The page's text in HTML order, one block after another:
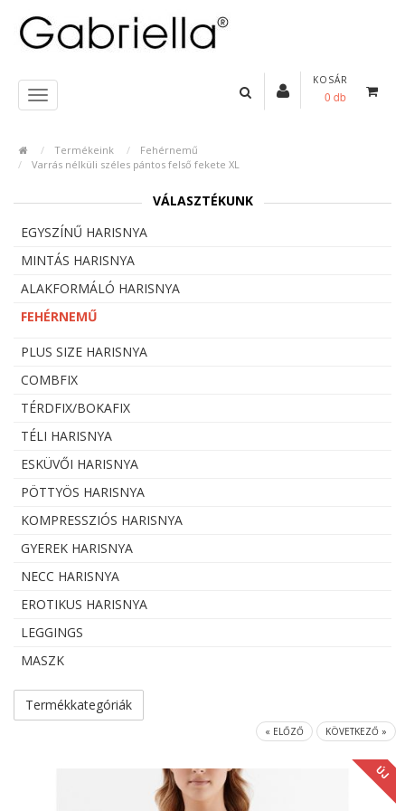
KOSÁR
0 db
Termékeink
Fehérnemű
Varrás nélküli széles pántos felső fekete XL
VÁLASZTÉKUNK
EGYSZÍNŰ HARISNYA
MINTÁS HARISNYA
ALAKFORMÁLÓ HARISNYA
FEHÉRNEMŰ
PLUS SIZE HARISNYA
COMBFIX
TÉRDFIX/BOKAFIX
TÉLI HARISNYA
ESKÜVŐI HARISNYA
PÖTTYÖS HARISNYA
KOMPRESSZIÓS HARISNYA
GYEREK HARISNYA
NECC HARISNYA
EROTIKUS HARISNYA
LEGGINGS
MASZK
Termékkategóriák
« ELŐZŐ KÖVETKEZŐ »
ÚJ